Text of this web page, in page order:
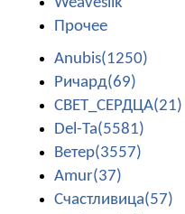
Прочее
Anubis(1250)
Ричард(69)
СВЕТ_СЕРДЦА(21)
Del-Ta(5581)
Ветер(3557)
Amur(37)
Счастливица(57)